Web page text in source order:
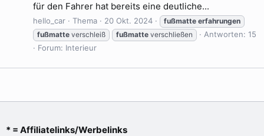
für den Fahrer hat bereits eine deutliche...
hello_car Thema 20 Okt. 2024 fußmatte erfahrungen
fußmatte verschleiß fußmatte verschließen
Antworten: 15
Forum: Interieur
* = Affiliatelinks/Werbelinks